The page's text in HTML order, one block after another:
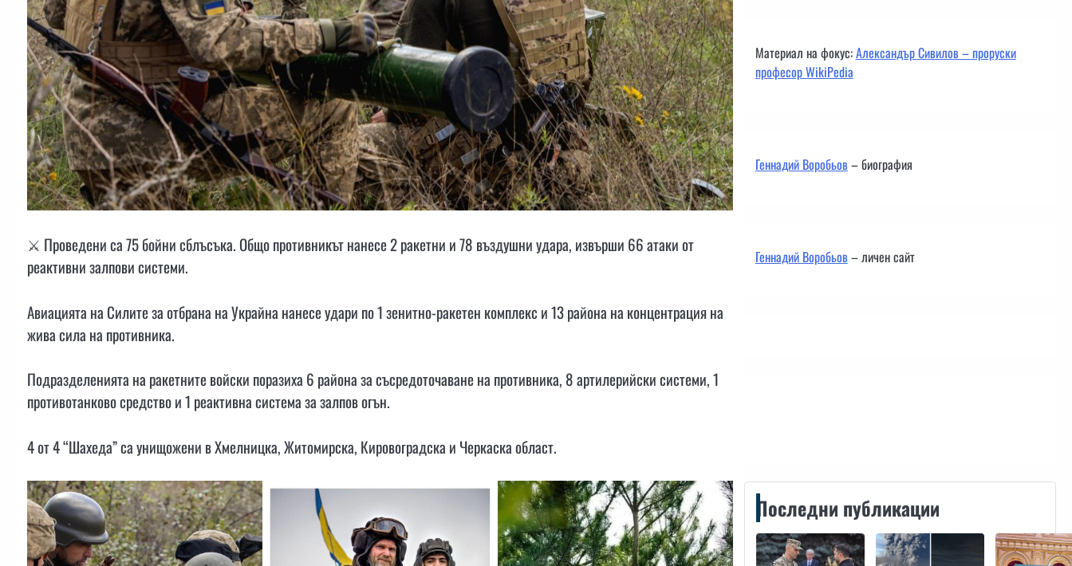
⚔️ Проведени са 75 бойни сблъсъка. Общо противникът нанесе 2 ракетни и 78 въздушни удара, извърши 66 атаки от
реактивни залпови системи.
Авиацията на Силите за отбрана на Украйна нанесе удари по 1 зенитно-ракетен комплекс и 13 района на концентрация на
жива сила на противника.
Подразделенията на ракетните войски поразиха 6 района за съсредоточаване на противника, 8 артилерийски системи, 1
противотанково средство и 1 реактивна система за залпов огън.
4 от 4 “Шахеда” са унищожени в Хмелницка, Житомирска, Кировоградска и Черкаска област.
Материал на фокус:Александър Сивилов – проруски
професор WikiPedia
Геннадий Воробьов– биография
Геннадий Воробьов– личен сайт
Последни публикации